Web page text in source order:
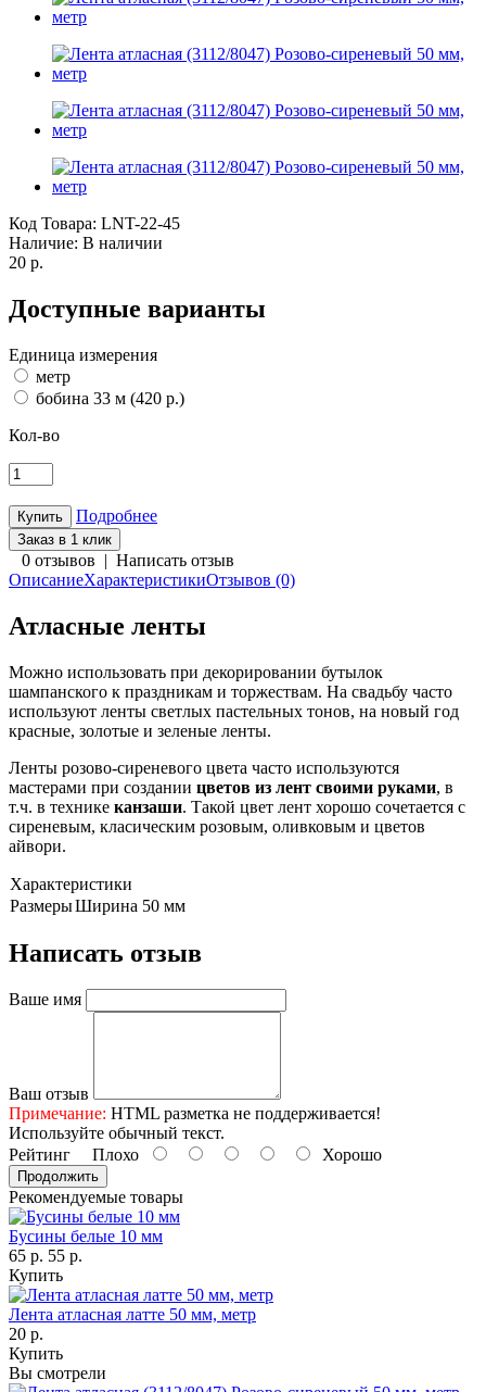
Код Товара: LNT-22-45
Наличие: В наличии
20 р.
Доступные варианты
Единица измерения
метр
бобина 33 м (420 р.)
Кол-во
Подробнее
Заказ в 1 клик
0 отзывов | Написать отзыв
ОписаниеХарактеристикиОтзывов (0)
Атласные ленты
Можно использовать при декорировании бутылок
шампанского к праздникам и торжествам. На свадьбу часто
используют ленты светлых пастельных тонов, на новый год
красные, золотые и зеленые ленты.
Ленты розово-сиреневого цвета часто используются
мастерами при создании цветов из лент своими руками, в
т.ч. в технике канзаши. Такой цвет лент хорошо сочетается с
сиреневым, класическим розовым, оливковым и цветов
айвори.
Характеристики
РазмерыШирина 50 мм
Написать отзыв
Ваше имя
Ваш отзыв
Примечание: HTML разметка не поддерживается!
Используйте обычный текст.
Рейтинг Плохо Хорошо
Продолжить
Рекомендуемые товары
Бусины белые 10 мм
65 р. 55 р.
Купить
Лента атласная латте 50 мм, метр
20 р.
Купить
Вы смотрели